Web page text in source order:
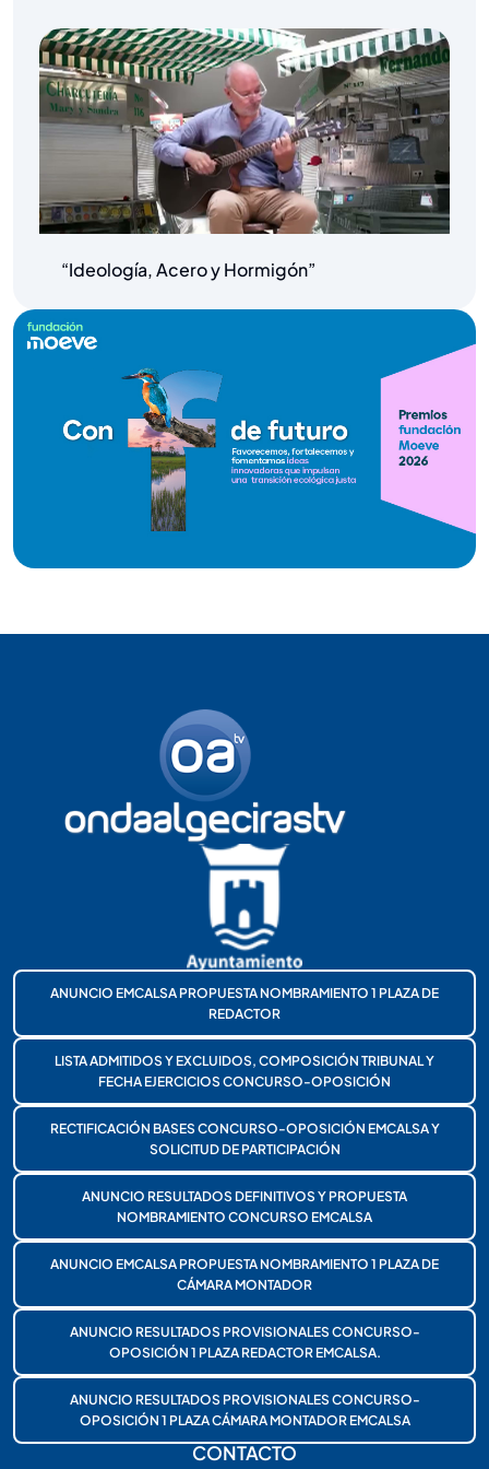
“Ideología, Acero y Hormigón”
ANUNCIO EMCALSA PROPUESTA NOMBRAMIENTO 1 PLAZA DE
REDACTOR
LISTA ADMITIDOS Y EXCLUIDOS, COMPOSICIÓN TRIBUNAL Y
FECHA EJERCICIOS CONCURSO-OPOSICIÓN
RECTIFICACIÓN BASES CONCURSO-OPOSICIÓN EMCALSA Y
SOLICITUD DE PARTICIPACIÓN
ANUNCIO RESULTADOS DEFINITIVOS Y PROPUESTA
NOMBRAMIENTO CONCURSO EMCALSA
ANUNCIO EMCALSA PROPUESTA NOMBRAMIENTO 1 PLAZA DE
CÁMARA MONTADOR
ANUNCIO RESULTADOS PROVISIONALES CONCURSO-
OPOSICIÓN 1 PLAZA REDACTOR EMCALSA.
ANUNCIO RESULTADOS PROVISIONALES CONCURSO-
OPOSICIÓN 1 PLAZA CÁMARA MONTADOR EMCALSA
CONTACTO